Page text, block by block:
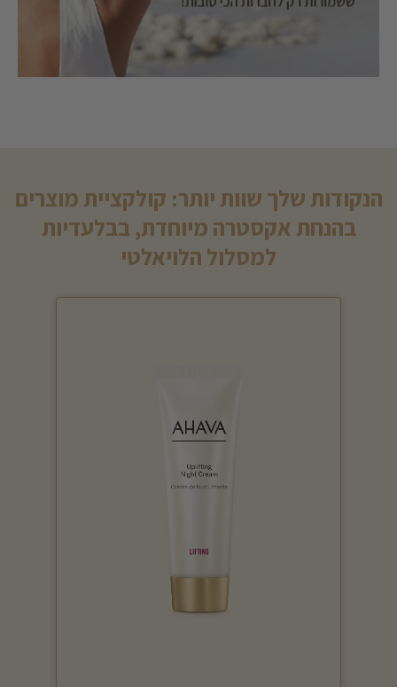
הנקודות שלך שוות יותר: קולקציית מוצרים
בהנחת אקסטרה מיוחדת, בבלעדיות
למסלול הלויאלטי